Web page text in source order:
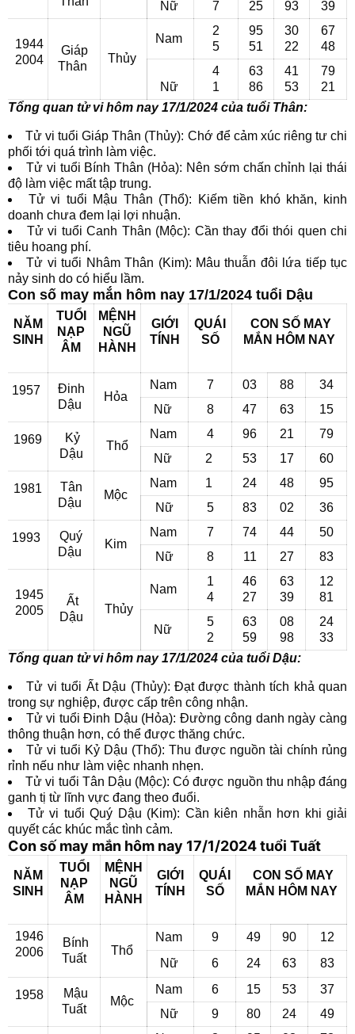
Nữ 7 25 93 39
1944
2004
Giáp
Thân
Thủy
Nam
2
5
95
51
30
22
67
48
Nữ
4
1
63
86
41
53
79
21
Tổng quan tử vi hôm nay 17/1/2024 của tuổi Thân:
Tử vi tuổi Giáp Thân (Thủy): Chớ để cảm xúc riêng tư chi
phối tới quá trình làm việc.
Tử vi tuổi Bính Thân (Hỏa): Nên sớm chấn chỉnh lại thái
độ làm việc mất tập trung.
Tử vi tuổi Mậu Thân (Thổ): Kiếm tiền khó khăn, kinh
doanh chưa đem lại lợi nhuận.
Tử vi tuổi Canh Thân (Mộc): Cần thay đổi thói quen chi
tiêu hoang phí.
Tử vi tuổi Nhâm Thân (Kim): Mâu thuẫn đôi lứa tiếp tục
nảy sinh do có hiểu lầm.
Con số may mắn hôm nay 17/1/2024 tuổi Dậu
NĂM
SINH
TUỔI
NẠP
ÂM
MỆNH
NGŨ
HÀNH
GIỚI
TÍNH
QUÁI
SỐ
CON SỐ MAY
MẮN HÔM NAY
1957
Đinh
Dậu
Hỏa
Nam 7 03 88
34
Nữ
8 47 63 15
1969
Kỷ
Dậu
Thổ
Nam 4 96 21
79
Nữ
2 53 17 60
1981
Tân
Dậu
Mộc
Nam 1 24 48
95
Nữ
5 83 02 36
1993
Quý
Dậu
Kim
Nam 7 74 44
50
Nữ
8 11 27 83
1945
2005
Ất
Dậu
Thủy
Nam
1
4
46
27
63
39
12
81
Nữ
5
2
63
59
08
98
24
33
Tổng quan tử vi hôm nay 17/1/2024 của tuổi Dậu:
Tử vi tuổi Ất Dậu (Thủy): Đạt được thành tích khả quan
trong sự nghiệp, được cấp trên công nhận.
Tử vi tuổi Đinh Dậu (Hỏa): Đường công danh ngày càng
thông thuận hơn, có thể được thăng chức.
Tử vi tuổi Kỷ Dậu (Thổ): Thu được nguồn tài chính rủng
rỉnh nếu như làm việc nhanh nhẹn.
Tử vi tuổi Tân Dậu (Mộc): Có được nguồn thu nhập đáng
ganh tị từ lĩnh vực đang theo đuổi.
Tử vi tuổi Quý Dậu (Kim): Cần kiên nhẫn hơn khi giải
quyết các khúc mắc tình cảm.
Con số may mắn hôm nay 17/1/2024 tuổi Tuất
NĂM
SINH
TUỔI
NẠP
ÂM
MỆNH
NGŨ
HÀNH
GIỚI
TÍNH
QUÁI
SỐ
CON SỐ MAY
MẮN HÔM NAY
1946
2006
Bính
Tuất
Thổ
Nam 9 49 90
12
Nữ
6 24 63 83
1958
Mậu
Tuất
Mộc
Nam 6 15 53
37
Nữ
9 80 24 49